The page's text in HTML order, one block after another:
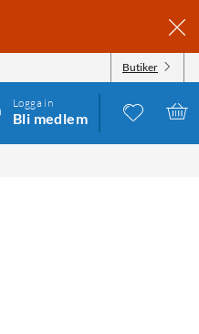
Butiker
Logga in
Bli medlem